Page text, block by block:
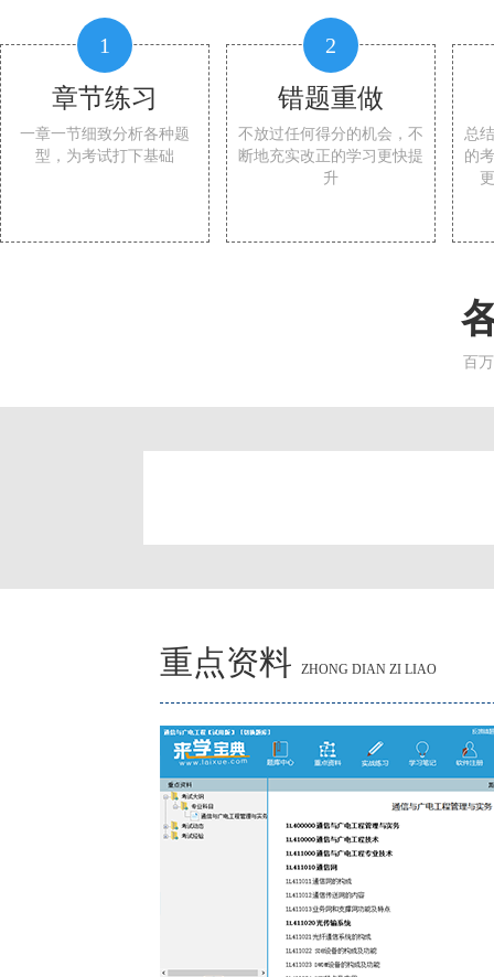
1
章节练习
一章一节细致分析各种题
型，为考试打下基础
2
错题重做
不放过任何得分的机会，不
断地充实改正的学习更快提
升
总
的
百
重点资料 ZHONG DIAN ZI LIAO